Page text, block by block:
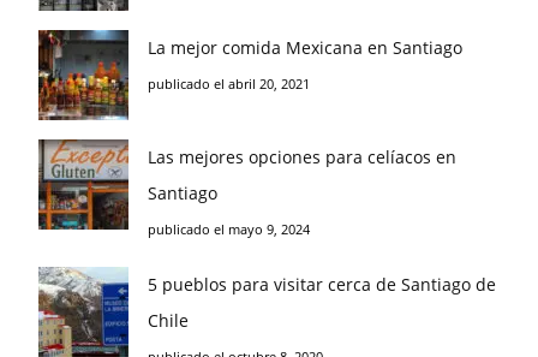
La mejor comida Mexicana en Santiago
publicado el abril 20, 2021
Las mejores opciones para celíacos en
Santiago
publicado el mayo 9, 2024
5 pueblos para visitar cerca de Santiago de
Chile